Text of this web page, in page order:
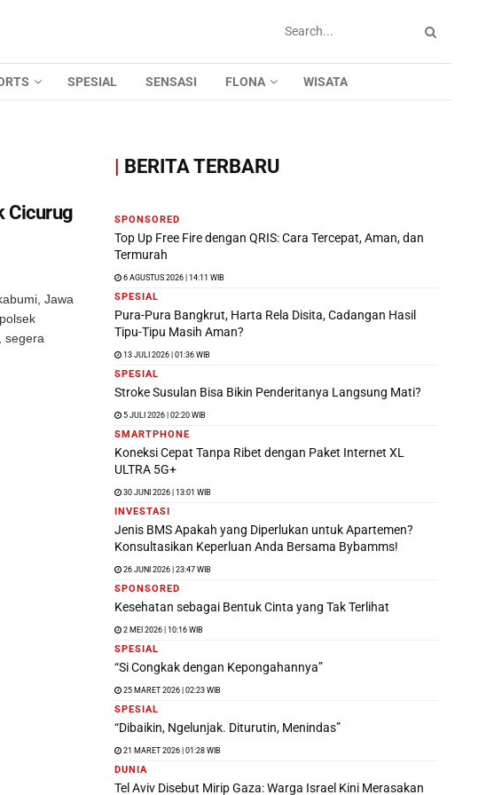
SPESIAL SENSASI FLONA WISATA
Cicurug
Jawa
segera
| BERITA TERBARU
SPONSORED
Top Up Free Fire dengan QRIS: Cara Tercepat, Aman, dan
Termurah
6 AGUSTUS 2026 | 14:11 WIB
SPESIAL
Pura-Pura Bangkrut, Harta Rela Disita, Cadangan Hasil
Tipu-Tipu Masih Aman?
13 JULI 2026 | 01:36 WIB
SPESIAL
Stroke Susulan Bisa Bikin Penderitanya Langsung Mati?
5 JULI 2026 | 02:20 WIB
SMARTPHONE
Koneksi Cepat Tanpa Ribet dengan Paket Internet XL
ULTRA 5G+
30 JUNI 2026 | 13:01 WIB
INVESTASI
Jenis BMS Apakah yang Diperlukan untuk Apartemen?
Konsultasikan Keperluan Anda Bersama Bybamms!
26 JUNI 2026 | 23:47 WIB
SPONSORED
Kesehatan sebagai Bentuk Cinta yang Tak Terlihat
2 MEI 2026 | 10:16 WIB
SPESIAL
“Si Congkak dengan Kepongahannya”
25 MARET 2026 | 02:23 WIB
SPESIAL
“Dibaikin, Ngelunjak. Diturutin, Menindas”
21 MARET 2026 | 01:28 WIB
DUNIA
Tel Aviv Disebut Mirip Gaza: Warga Israel Kini Merasakan